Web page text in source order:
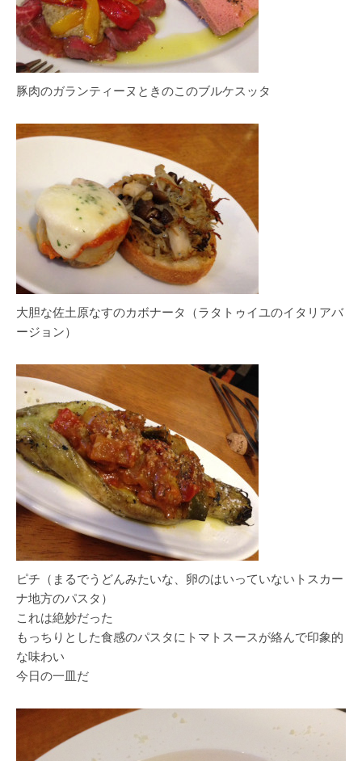
豚肉のガランティーヌときのこのブルケスッタ
大胆な佐土原なすのカボナータ（ラタトゥイユのイタリアバ
ージョン）
ピチ（まるでうどんみたいな、卵のはいっていないトスカー
ナ地方のパスタ）
これは絶妙だった
もっちりとした食感のパスタにトマトスースが絡んで印象的
な味わい
今日の一皿だ